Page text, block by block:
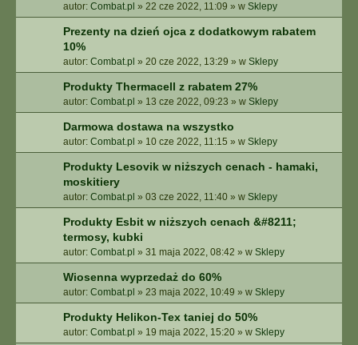
autor: Combat.pl » 22 cze 2022, 11:09 » w Sklepy
Prezenty na dzień ojca z dodatkowym rabatem
10%
autor: Combat.pl » 20 cze 2022, 13:29 » w Sklepy
Produkty Thermacell z rabatem 27%
autor: Combat.pl » 13 cze 2022, 09:23 » w Sklepy
Darmowa dostawa na wszystko
autor: Combat.pl » 10 cze 2022, 11:15 » w Sklepy
Produkty Lesovik w niższych cenach - hamaki,
moskitiery
autor: Combat.pl » 03 cze 2022, 11:40 » w Sklepy
Produkty Esbit w niższych cenach &#8211;
termosy, kubki
autor: Combat.pl » 31 maja 2022, 08:42 » w Sklepy
Wiosenna wyprzedaż do 60%
autor: Combat.pl » 23 maja 2022, 10:49 » w Sklepy
Produkty Helikon-Tex taniej do 50%
autor: Combat.pl » 19 maja 2022, 15:20 » w Sklepy